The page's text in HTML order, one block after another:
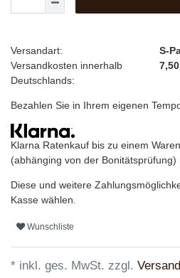
Versandart:
S-
Versandkosten innerhalb
Deutschlands:
Bezahlen Sie in Ihrem eigenen
Klarna Ratenkauf bis zu einem
(abhänging von der Bonitätsprüfung)
Diese und weitere
Kasse wählen.
Wunschliste
* inkl. ges. MwSt. zzgl.